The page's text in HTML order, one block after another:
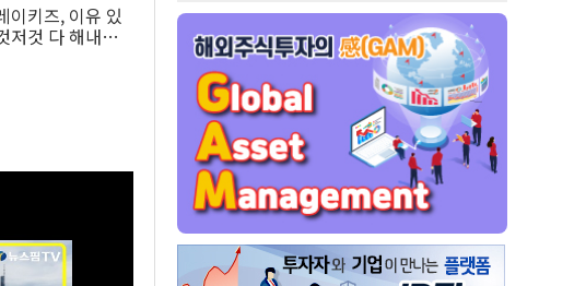
이키즈, 이유 있
것 다 해내는